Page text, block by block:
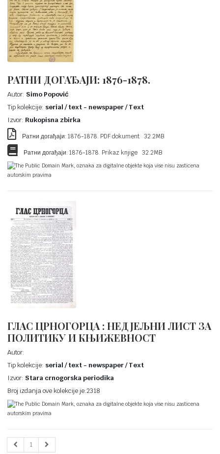
РАТНИ ДОГАЂАЈИ: 1876-1878.
Autor: Simo Popović
Tip kolekcije: serial / text - newspaper / Text
Izvor: Rukopisna zbirka
Ратни догађаји: 1876-1878. PDF dokument 32.2MB
Ратни догађаји: 1876-1878. Prikaz knjige 32.2MB
The Public Domain Mark, oznaka za digitalne objekte koja vise nisu zasticena
autorskim pravima
ГЛАС ЦРНОГОРЦА : НЕДЈЕЉНИ ЛИСТ ЗА
ПОЛИТИКУ И КЊИЖЕВНОСТ
Autor:
Tip kolekcije: serial / text - newspaper / Text
Izvor: Stara crnogorska periodika
Broj izdanja ove kolekcije je:2318
The Public Domain Mark, oznaka za digitalne objekte koja vise nisu zasticena
autorskim pravima
1